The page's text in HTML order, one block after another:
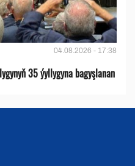
04.08.2026 - 17:38
35 ýyllygyna bagyşlanan